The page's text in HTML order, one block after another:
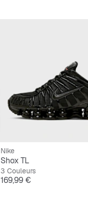
Nike
Shox TL
3 Couleurs
Prix
169,99 €